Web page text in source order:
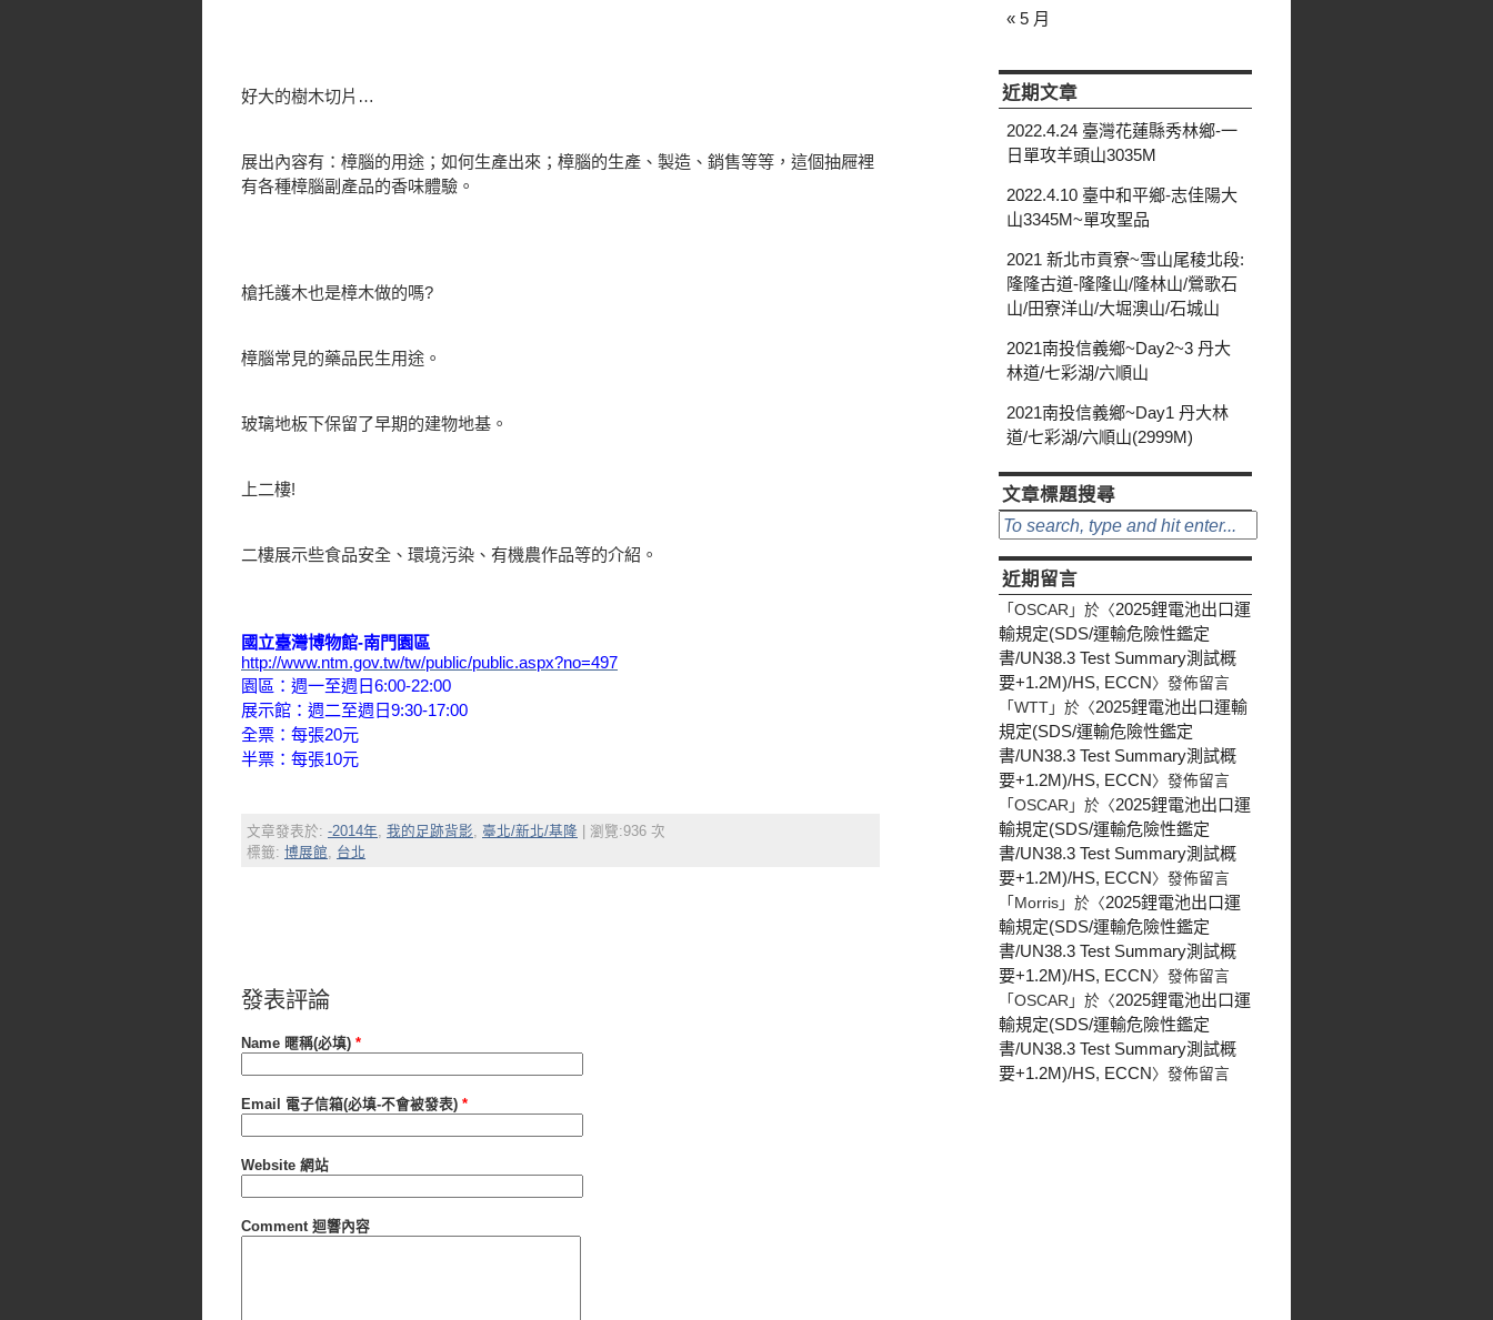
好大的樹木切片…
展出內容有：樟腦的用途；如何生產出來；樟腦的生產、製造、銷售等等，這個抽屜裡
有各種樟腦副產品的香味體驗。
槍托護木也是樟木做的嗎?
樟腦常見的藥品民生用途。
玻璃地板下保留了早期的建物地基。
上二樓!
二樓展示些食品安全、環境污染、有機農作品等的介紹。
國立臺灣博物館-南門園區
http://www.ntm.gov.tw/tw/public/public.aspx?no=497
園區：週一至週日6:00-22:00
展示館：週二至週日9:30-17:00
全票：每張20元
半票：每張10元
文章發表於: -2014年, 我的足跡背影, 臺北/新北/基隆 | 瀏覽:936 次
標籤: 博展館, 台北
發表評論
Name 暱稱(必填) *
Email 電子信箱(必填-不會被發表) *
Website 網站
Comment 迴響內容
« 5 月
近期文章
2022.4.24 臺灣花蓮縣秀林鄉-一
日單攻羊頭山3035M
2022.4.10 臺中和平鄉-志佳陽大
山3345M~單攻聖品
2021 新北市貢寮~雪山尾稜北段:
隆隆古道-隆隆山/隆林山/鶯歌石
山/田寮洋山/大堀澳山/石城山
2021南投信義鄉~Day2~3 丹大
林道/七彩湖/六順山
2021南投信義鄉~Day1 丹大林
道/七彩湖/六順山(2999M)
文章標題搜尋
近期留言
「 OSCAR 」於〈2025鋰電池出口運
輸規定(SDS/運輸危險性鑑定
書/UN38.3 Test Summary測試概
要+1.2M)/HS, ECCN〉發佈留言
「 WTT 」於〈2025鋰電池出口運輸
規定(SDS/運輸危險性鑑定
書/UN38.3 Test Summary測試概
要+1.2M)/HS, ECCN〉發佈留言
「 OSCAR 」於〈2025鋰電池出口運
輸規定(SDS/運輸危險性鑑定
書/UN38.3 Test Summary測試概
要+1.2M)/HS, ECCN〉發佈留言
「 Morris 」於〈2025鋰電池出口運
輸規定(SDS/運輸危險性鑑定
書/UN38.3 Test Summary測試概
要+1.2M)/HS, ECCN〉發佈留言
「 OSCAR 」於〈2025鋰電池出口運
輸規定(SDS/運輸危險性鑑定
書/UN38.3 Test Summary測試概
要+1.2M)/HS, ECCN〉發佈留言